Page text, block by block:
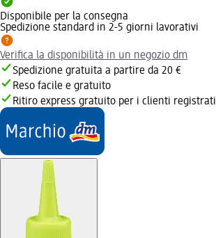
Disponibile per la consegna
Spedizione standard in 2-5 giorni lavorativi
Verifica la disponibilità in un negozio dm
Spedizione gratuita a partire da 20 €
Reso facile e gratuito
Ritiro express gratuito per i clienti registrati